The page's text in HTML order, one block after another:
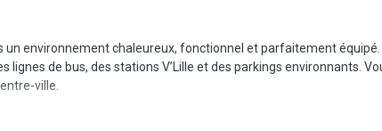
environnement chaleureux, fonctionnel et parfaitement
de bus, des stations V’Lille et des parkings environnants.
ville.
indépendants souhaitant un lieu clé en main : tables et chaises,